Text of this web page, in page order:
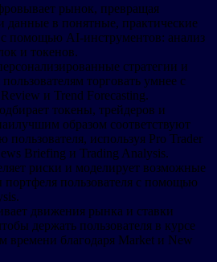
рынок, превращая
данные в понятные, практические
помощью AI-инструментов: анализ
и токенов.
стратегии и
торговать умнее с
и Trend Forecasting.
токены, трейдеров и
образом соответствуют
используя Pro Trader
Briefing и Trading Analysis.
риски и моделирует возможные
пользователя с помощью
движения рынка и ставки
держать пользователя в курсе
времени благодаря Market и New